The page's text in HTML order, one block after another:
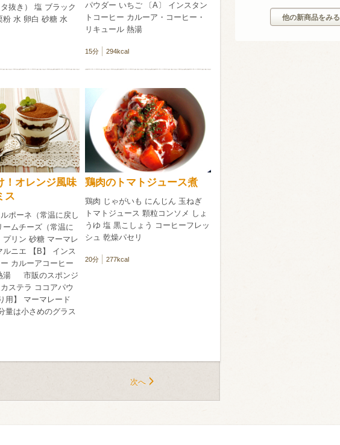
抜き） 塩 ブラック
粉 水 卵白 砂糖 水
パウダー いちご 〔A〕 インスタン
トコーヒー カルーア・コーヒー・
リキュール 熱湯
15分 294kcal
！オレンジ風味
ス
ルポーネ（常温に戻し
ームチーズ（常温に
プリン 砂糖 マーマレ
ルニエ 【B】 インス
カルーアコーヒー
湯 市販のスポンジ
ステラ ココアパウ
】 マーマレード
は小さめのグラス
鶏肉のトマトジュース煮
鶏肉 じゃがいも にんじん 玉ねぎ
トマトジュース 顆粒コンソメ しょ
うゆ 塩 黒こしょう コーヒーフレッ
シュ 乾燥パセリ
20分 277kcal
次へ
サー＆レモン〉350ml
缶
他の新商品をみる